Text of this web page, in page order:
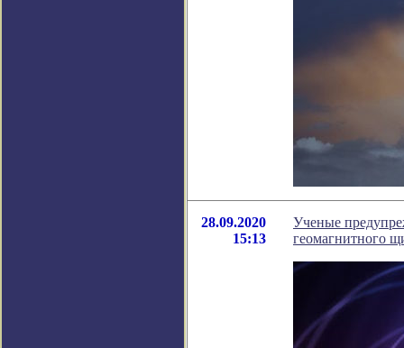
28.09.2020
15:13
Ученые
геомагнитного